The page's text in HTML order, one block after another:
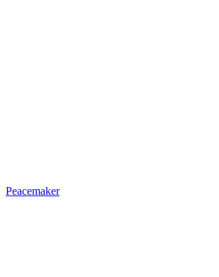
Peacemaker